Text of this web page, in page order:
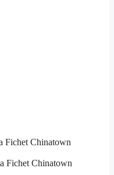
Fichet Chinatown
Fichet Chinatown